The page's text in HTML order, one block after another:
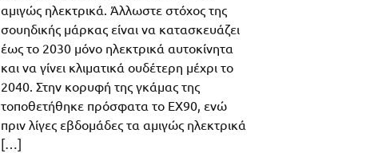
αμιγώς ηλεκτρικά. Άλλωστε στόχος της
σουηδικής μάρκας είναι να κατασκευάζει
έως το 2030 μόνο ηλεκτρικά αυτοκίνητα
και να γίνει κλιματικά ουδέτερη μέχρι το
2040. Στην κορυφή της γκάμας της
τοποθετήθηκε πρόσφατα το EX90, ενώ
πριν λίγες εβδομάδες τα αμιγώς ηλεκτρικά
[…]